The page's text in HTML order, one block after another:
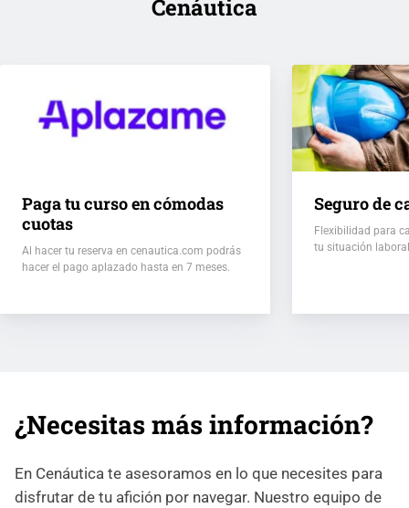
Cenáutica
Paga tu curso en cómodas
cuotas
Al hacer tu reserva en cenautica.com podrás
hacer el pago aplazado hasta en 7 meses.
Seguro de
Flexibilidad para
tu situación
¿Necesitas más información?
En Cenáutica te asesoramos en lo que necesites para
disfrutar de tu afición por navegar. Nuestro equipo de